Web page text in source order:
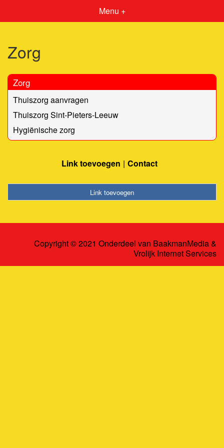
Menu +
Zorg
Zorg
Thuiszorg aanvragen
Thuiszorg Sint-Pieters-Leeuw
Hygiënische zorg
Link toevoegen Contact
Link toevoegen
Copyright © 2021 Onderdeel van BaakmanMedia&
Vrolijk Internet Services